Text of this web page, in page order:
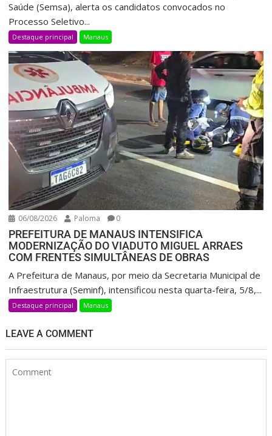
Saúde (Semsa), alerta os candidatos convocados no
Processo Seletivo...
Destaque principal Manaus
06/08/2026 Paloma 0
PREFEITURA DE MANAUS INTENSIFICA
MODERNIZAÇÃO DO VIADUTO MIGUEL ARRAES
COM FRENTES SIMULTÂNEAS DE OBRAS
A Prefeitura de Manaus, por meio da Secretaria Municipal de
Infraestrutura (Seminf), intensificou nesta quarta-feira, 5/8,...
Destaque principal Manaus
LEAVE A COMMENT